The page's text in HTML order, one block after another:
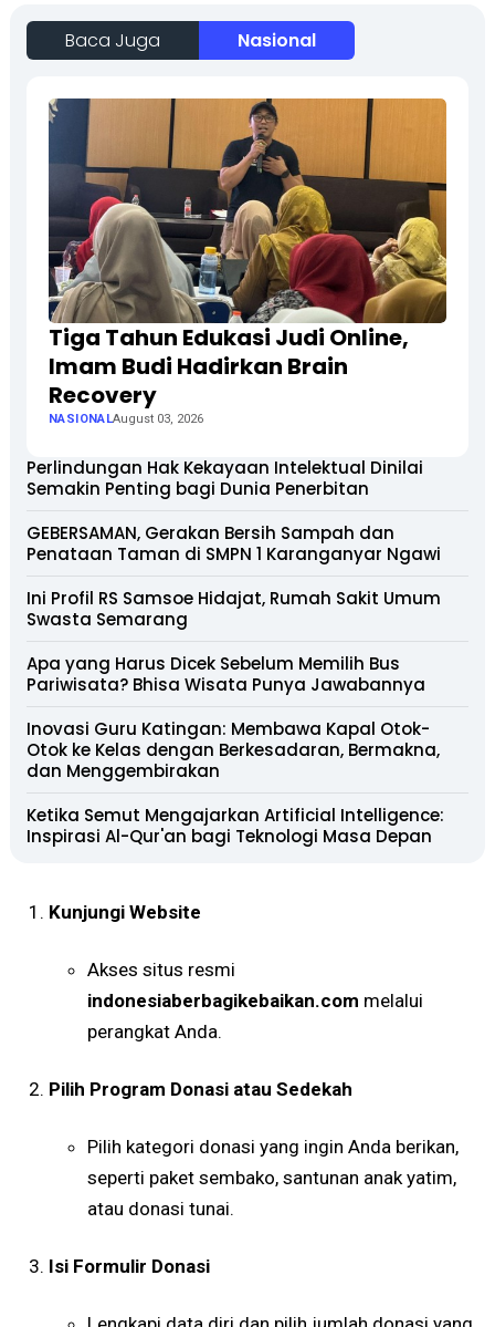
Baca Juga Nasional
Tiga Tahun Edukasi Judi Online,
Imam Budi Hadirkan Brain
Recovery
NASIONALAugust 03, 2026
Perlindungan Hak Kekayaan Intelektual Dinilai
Semakin Penting bagi Dunia Penerbitan
GEBERSAMAN, Gerakan Bersih Sampah dan
Penataan Taman di SMPN 1 Karanganyar Ngawi
Ini Profil RS Samsoe Hidajat, Rumah Sakit Umum
Swasta Semarang
Apa yang Harus Dicek Sebelum Memilih Bus
Pariwisata? Bhisa Wisata Punya Jawabannya
Inovasi Guru Katingan: Membawa Kapal Otok-
Otok ke Kelas dengan Berkesadaran, Bermakna,
dan Menggembirakan
Ketika Semut Mengajarkan Artificial Intelligence:
Inspirasi Al-Qur'an bagi Teknologi Masa Depan
Kunjungi Website
Akses situs resmi
indonesiaberbagikebaikan.com melalui
perangkat Anda.
Pilih Program Donasi atau Sedekah
Pilih kategori donasi yang ingin Anda berikan,
seperti paket sembako, santunan anak yatim,
atau donasi tunai.
Isi Formulir Donasi